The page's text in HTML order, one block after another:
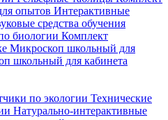
опытов Интерактивные
средства обучения
биологии Комплект
Микроскоп школьный для
школьный для кабинета
по экологии Технические
Натурально-интерактивные